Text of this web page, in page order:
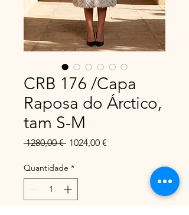
CRB 176 /Capa
Raposa do Árctico,
tam S-M
1280,00 € Preço
1024,00 €
Quantidade *